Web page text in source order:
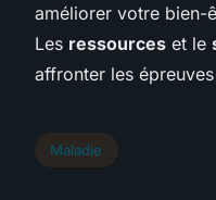
améliorer votre bien-
Les ressources et le
affronter les
Maladie